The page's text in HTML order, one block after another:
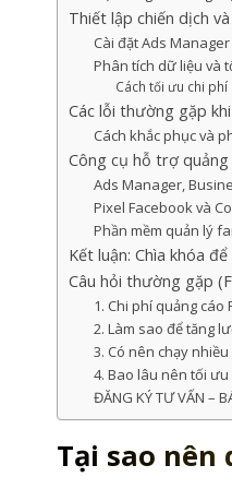
Thiết lập chiến dịch
Cài đặt Ads Manager
Phân tích dữ liệu và
Cách tối ưu chi phí
Các lỗi thường gặp
Cách khắc phục và
Công cụ hỗ trợ
Ads Manager,
Pixel Facebook và
Phần mềm quản lý
Kết luận: Chìa khóa
Câu hỏi thường gặp
1. Chi phí quảng
2. Làm sao để tăng
3. Có nên chạy
4. Bao lâu nên tối
ĐĂNG KÝ TƯ VẤN –
Tại sao nên